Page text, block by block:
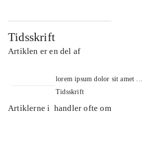
Tidsskrift
Artiklen er en del af
lorem ipsum dolor sit amet ...
Tidsskrift
Artiklerne i handler ofte om